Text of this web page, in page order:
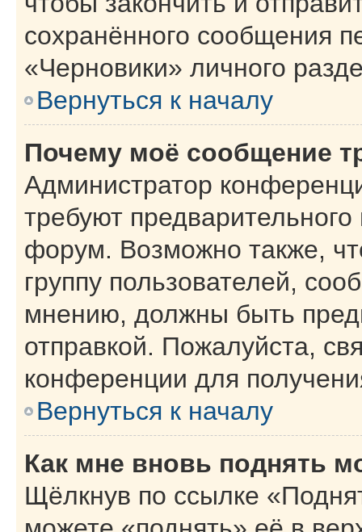
сохранённого сообщения
«Черновики» личного
Вернуться к началу
Почему моё сообщение
Администратор
требуют
форум. Возможно также,
группу пользователей,
мнению, должны быть
отправкой. Пожалуйста,
конференции для
Вернуться к началу
Как мне вновь поднять
Щёлкнув по ссылке